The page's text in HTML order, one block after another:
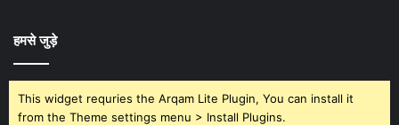
हमसे जुड़े
This widget requries the Arqam Lite Plugin, You can install it
from the Theme settings menu > Install Plugins.